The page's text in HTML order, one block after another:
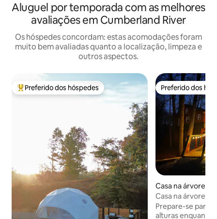
Aluguel por temporada com as melhores
avaliações em Cumberland River
Os hóspedes concordam: estas acomodações foram
muito bem avaliadas quanto a localização, limpeza e
outros aspectos.
Entre os melhores preferidos dos hóspedes
Preferido dos hóspedes Preferido dos
Preferido dos
Casa na árvore ⋅
Casa na árvore
hidromassagem
Prepare-se para
alturas enquanto